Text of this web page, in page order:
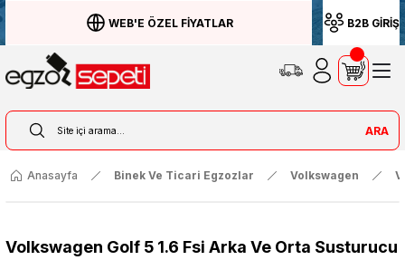
WEB'E ÖZEL FİYATLAR B2B GİRİŞ
ARA
Anasayfa Binek Ve Ticari Egzozlar Volkswagen
Volkswagen Golf 5 1.6 Fsi Arka Ve Orta Susturucu